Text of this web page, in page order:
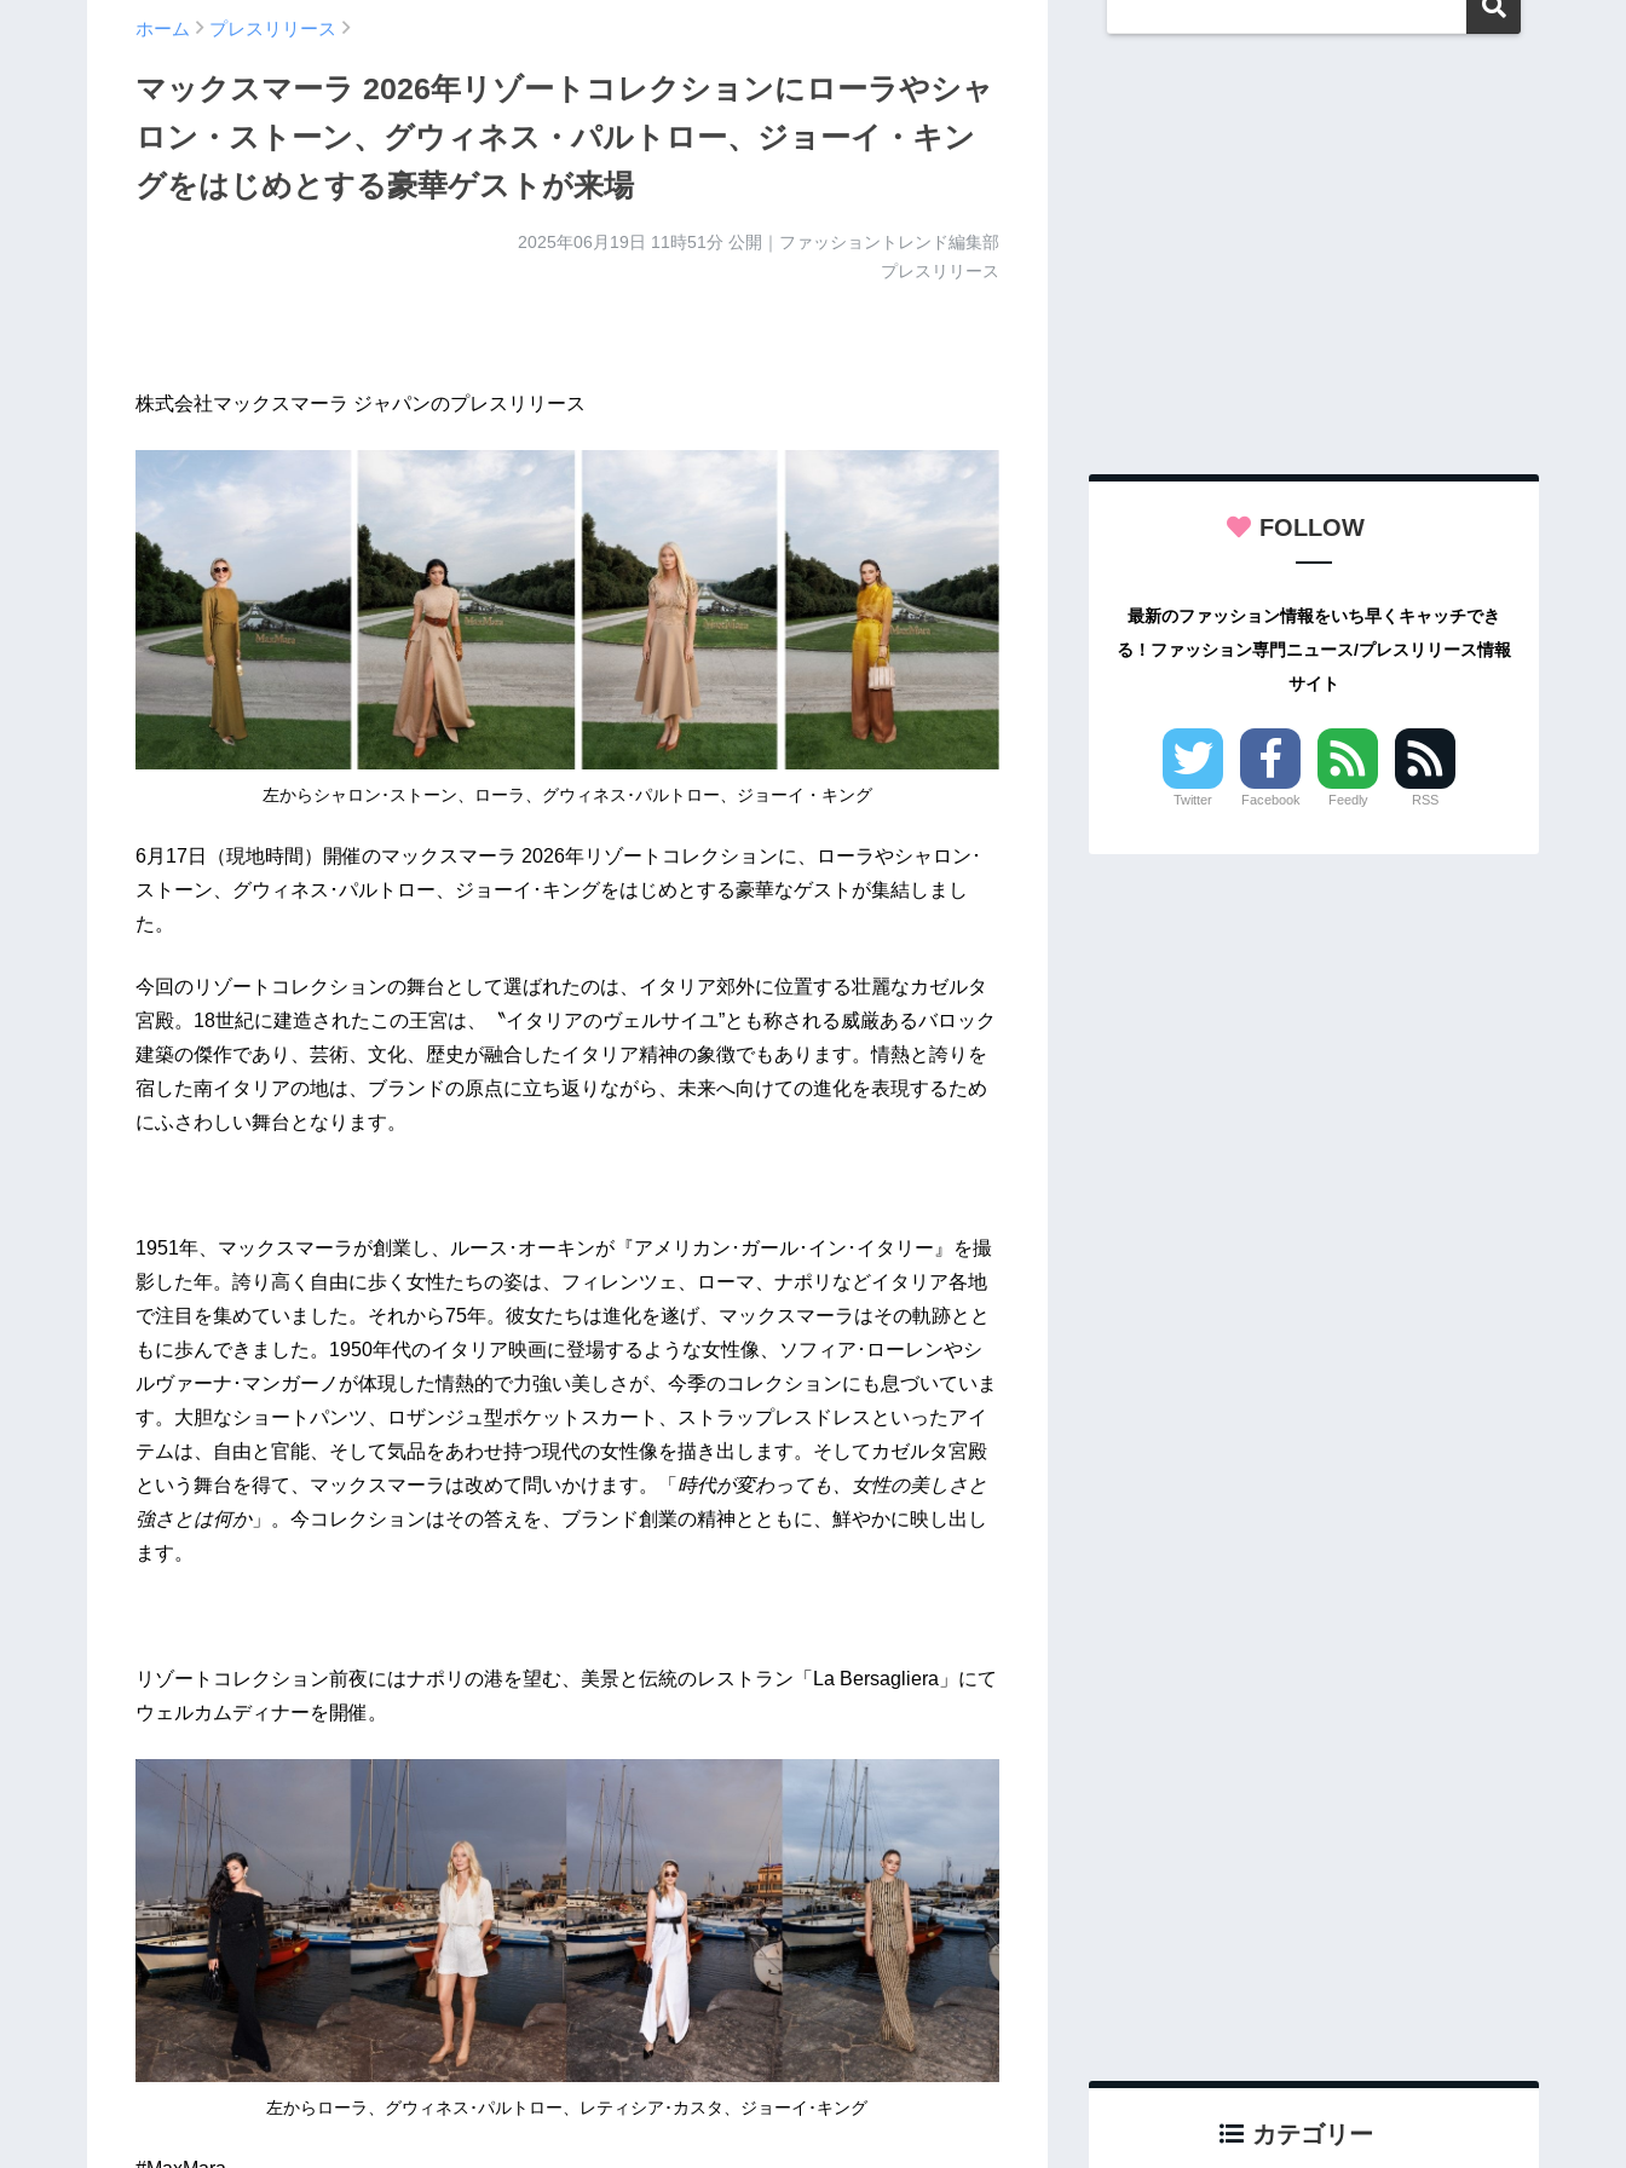
ホーム プレスリリース
マックスマーラ 2026年リゾートコレクションにローラやシャ
ロン・ストーン、グウィネス・パルトロー、ジョーイ・キン
グをはじめとする豪華ゲストが来場
2025年06月19日 11時51分 公開｜ファッショントレンド編集部
プレスリリース
株式会社マックスマーラ ジャパンのプレスリリース
左からシャロン･ストーン、ローラ、グウィネス･パルトロー、ジョーイ・キング
6月17日（現地時間）開催のマックスマーラ 2026年リゾートコレクションに、ローラやシャロン･
ストーン、グウィネス･パルトロー、ジョーイ･キングをはじめとする豪華なゲストが集結しまし
た。
今回のリゾートコレクションの舞台として選ばれたのは、イタリア郊外に位置する壮麗なカゼルタ
宮殿。18世紀に建造されたこの王宮は、〝イタリアのヴェルサイユ”とも称される威厳あるバロック
建築の傑作であり、芸術、文化、歴史が融合したイタリア精神の象徴でもあります。情熱と誇りを
宿した南イタリアの地は、ブランドの原点に立ち返りながら、未来へ向けての進化を表現するため
にふさわしい舞台となります。
1951年、マックスマーラが創業し、ルース･オーキンが『アメリカン･ガール･イン･イタリー』を撮
影した年。誇り高く自由に歩く女性たちの姿は、フィレンツェ、ローマ、ナポリなどイタリア各地
で注目を集めていました。それから75年。彼女たちは進化を遂げ、マックスマーラはその軌跡とと
もに歩んできました。1950年代のイタリア映画に登場するような女性像、ソフィア･ローレンやシ
ルヴァーナ･マンガーノが体現した情熱的で力強い美しさが、今季のコレクションにも息づいていま
す。大胆なショートパンツ、ロザンジュ型ポケットスカート、ストラップレスドレスといったアイ
テムは、自由と官能、そして気品をあわせ持つ現代の女性像を描き出します。そしてカゼルタ宮殿
という舞台を得て、マックスマーラは改めて問いかけます。「 時代が変わっても、女性の美しさと
強さとは何か」。今コレクションはその答えを、ブランド創業の精神とともに、鮮やかに映し出し
ます。
リゾートコレクション前夜にはナポリの港を望む、美景と伝統のレストラン「La Bersagliera」にて
ウェルカムディナーを開催。
左からローラ、グウィネス･パルトロー、レティシア･カスタ、ジョーイ･キング
FOLLOW
最新のファッション情報をいち早くキャッチでき
る！ファッション専門ニュース/プレスリリース情報
サイト
Twitter Facebook Feedly RSS
カテゴリー